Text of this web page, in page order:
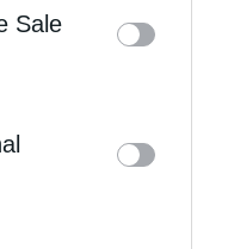
by us to
of
Sale